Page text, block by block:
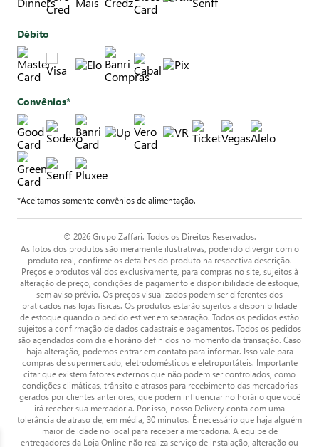
Débito
Convênios*
*Aceitamos somente convênios de alimentação.
© 2026 Grupo Zaffari. Todos os Direitos Reservados.
As fotos dos produtos são meramente ilustrativas, podendo divergir com o
produto real, confirme os detalhes do produto na respectiva descrição.
Preços e produtos válidos exclusivamente, para compras no site, sujeitos à
alteração de preço, condições de pagamento e disponibilidade de estoque,
sem aviso prévio. Os preços visualizados podem ser diferentes dos
praticados nas lojas físicas. Os produtos estarão sujeitos a disponibilidade
de estoque quando o pedido estiver em separação. Todos os pedidos estão
sujeitos a confirmação de dados cadastrais e pagamentos. Todos os pedidos
são agendados com dia e horário definidos no momento da transação. Caso
haja alteração, podemos entrar em contato para informar. Isso vale para
compras de supermercado, eletrodomésticos e eletroportáteis. Importante
citar que existem fatores externos que não podem ser controlados, como
condições climáticas, trânsito e atrasos para recebimento das mercadorias
gerados por clientes anteriores, que podem influenciar no horário que você
irá receber sua mercadoria. Por isso, nosso Delivery conta com uma
tolerância de atraso de, em média, 30 minutos. É necessário que haja alguém
maior de idade no local para receber a mercadoria. A equipe de
entregadores da Loja Online não realiza serviço de instalação, alteração ou